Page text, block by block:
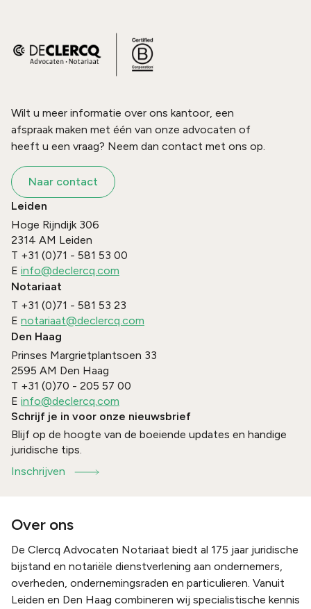
Wilt u meer informatie over ons kantoor, een
afspraak maken met één van onze advocaten of
heeft u een vraag? Neem dan contact met ons op.
Naar contact
Leiden
Hoge Rijndijk 306
2314 AM Leiden
T +31 (0)71 - 581 53 00
E info@declercq.com
Notariaat
T +31 (0)71 - 581 53 23
E notariaat@declercq.com
Den Haag
Prinses Margrietplantsoen 33
2595 AM Den Haag
T +31 (0)70 - 205 57 00
E info@declercq.com
Schrijf je in voor onze nieuwsbrief
Blijf op de hoogte van de boeiende updates en handige
juridische tips.
Inschrijven
Over ons
De Clercq Advocaten Notariaat biedt al 175 jaar juridische
bijstand en notariële dienstverlening aan ondernemers,
overheden, ondernemingsraden en particulieren. Vanuit
Leiden en Den Haag combineren wij specialistische kennis